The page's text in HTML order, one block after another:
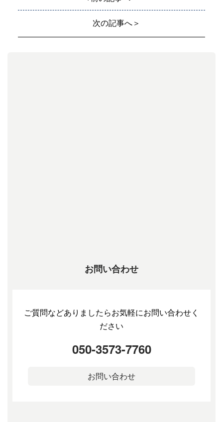
次の記事へ＞
お問い合わせ
ご質問などありましたらお気軽にお問い合わせく
ださい
050-3573-7760
お問い合わせ